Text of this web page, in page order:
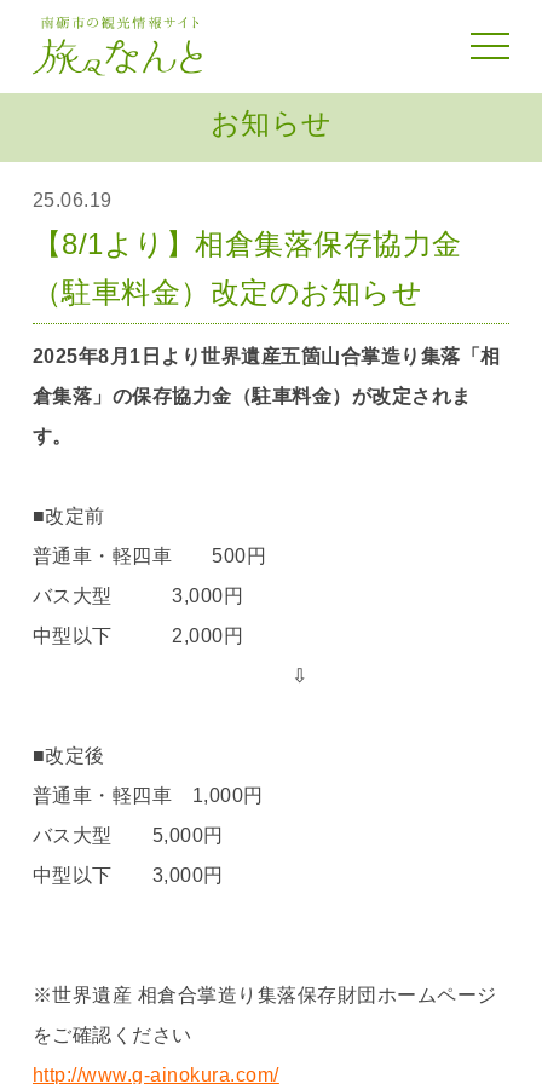
toggle
お知らせ
25.06.19
【8/1より】相倉集落保存協力金
（駐車料金）改定のお知らせ
2025年8月1日より世界遺産五箇山合掌造り集落「相
倉集落」の保存協力金（駐車料金）が改定されま
す。
■改定前
普通車・軽四車 500円
バス大型 3,000円
中型以下 2,000円
⇩
■改定後
普通車・軽四車 1,000円
バス大型 5,000円
中型以下 3,000円
※世界遺産 相倉合掌造り集落保存財団ホームページ
をご確認ください
http://www.g-ainokura.com/